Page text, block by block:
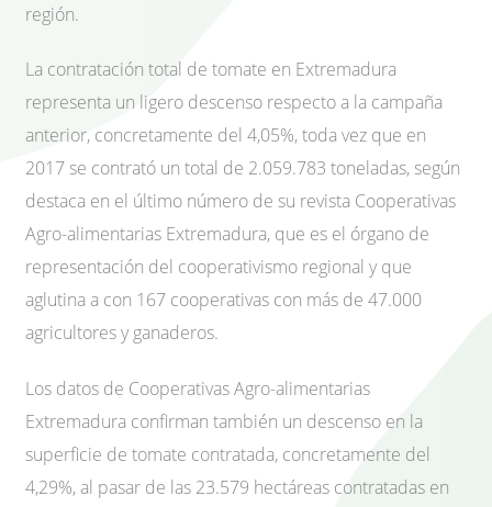
región.
La contratación total de tomate en Extremadura
representa un ligero descenso respecto a la campaña
anterior, concretamente del 4,05%, toda vez que en
2017 se contrató un total de 2.059.783 toneladas, según
destaca en el último número de su revista Cooperativas
Agro-alimentarias Extremadura, que es el órgano de
representación del cooperativismo regional y que
aglutina a con 167 cooperativas con más de 47.000
agricultores y ganaderos.
Los datos de Cooperativas Agro-alimentarias
Extremadura confirman también un descenso en la
superficie de tomate contratada, concretamente del
4,29%, al pasar de las 23.579 hectáreas contratadas en